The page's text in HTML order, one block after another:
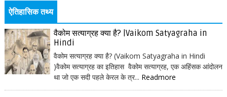
ऐतिहासिक तथ्य
वैकोम सत्याग्रह क्या है? |Vaikom Satyagraha in
Hindi
वैकोम सत्याग्रह क्या है? (Vaikom Satyagraha in Hindi
)वैकोम सत्याग्रह का इतिहास वैकोम सत्याग्रह, एक अहिंसक आंदोलन
था जो एक सदी पहले केरल के त्र... Readmore